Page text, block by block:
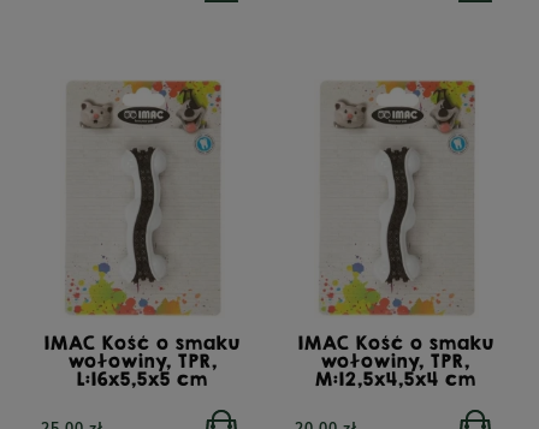
IMAC Kość o smaku
wołowiny, TPR,
L:16x5,5x5 cm
IMAC Kość o smaku
wołowiny, TPR,
M:12,5x4,5x4 cm